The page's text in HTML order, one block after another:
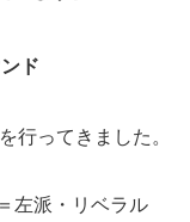
ド
行ってきました。
左派・リベラル